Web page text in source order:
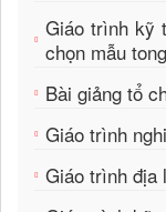
Giáo trình kỹ
chọn mẫu
Bài giảng tổ
Giáo trình
Giáo trình địa